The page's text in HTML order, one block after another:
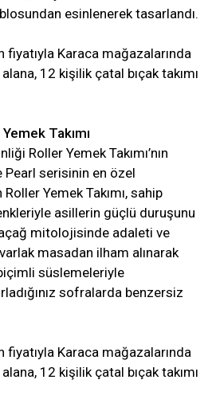
esinlenerek tasarlandı.
fiyatıyla Karaca mağazalarında
alana, 12 kişilik çatal bıçak takımı
Takımı
Roller Yemek Takımı’nın
Pearl serisinin en özel
Yemek Takımı, sahip
asillerin güçlü duruşunu
mitolojisinde adaleti ve
masadan ilham alınarak
süslemeleriyle
sofralarda benzersiz
fiyatıyla Karaca mağazalarında
alana, 12 kişilik çatal bıçak takımı